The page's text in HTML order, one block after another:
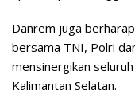
Danrem juga
bersama TNI, Polri
mensinergikan
Kalimantan Selatan.